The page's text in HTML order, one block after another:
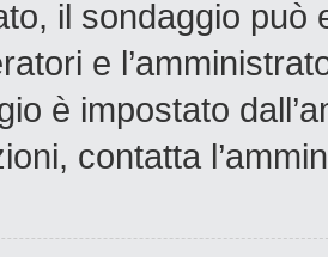
il sondaggio può
e
è impostato
contatta